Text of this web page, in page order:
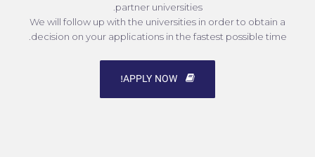
partner universities.
We will follow up with the universities in order to obtain a
decision on your applications in the fastest possible time.